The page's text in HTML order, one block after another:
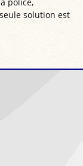
solution est